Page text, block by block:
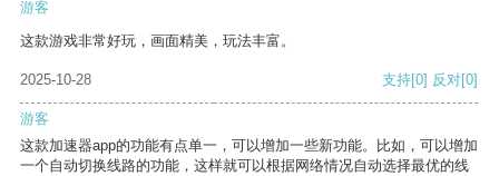
游客
这款游戏非常好玩，画面精美，玩法丰富。
2025-10-28 支持[0] 反对[0]
游客
这款加速器app的功能有点单一，可以增加一些新功能。比如，可以增加
一个自动切换线路的功能，这样就可以根据网络情况自动选择最优的线